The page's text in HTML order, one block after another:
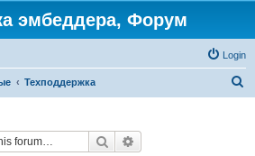
эмбеддера, Форум
Login
Техподдержка
Search